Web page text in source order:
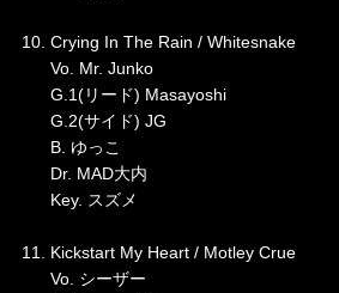
10. Crying In The Rain / Whitesnake
Vo. Mr. Junko
G.1(リード) Masayoshi
G.2(サイド) JG
B. ゆっこ
Dr. MAD大内
Key. スズメ
11. Kickstart My Heart / Motley Crue
Vo. シーザー